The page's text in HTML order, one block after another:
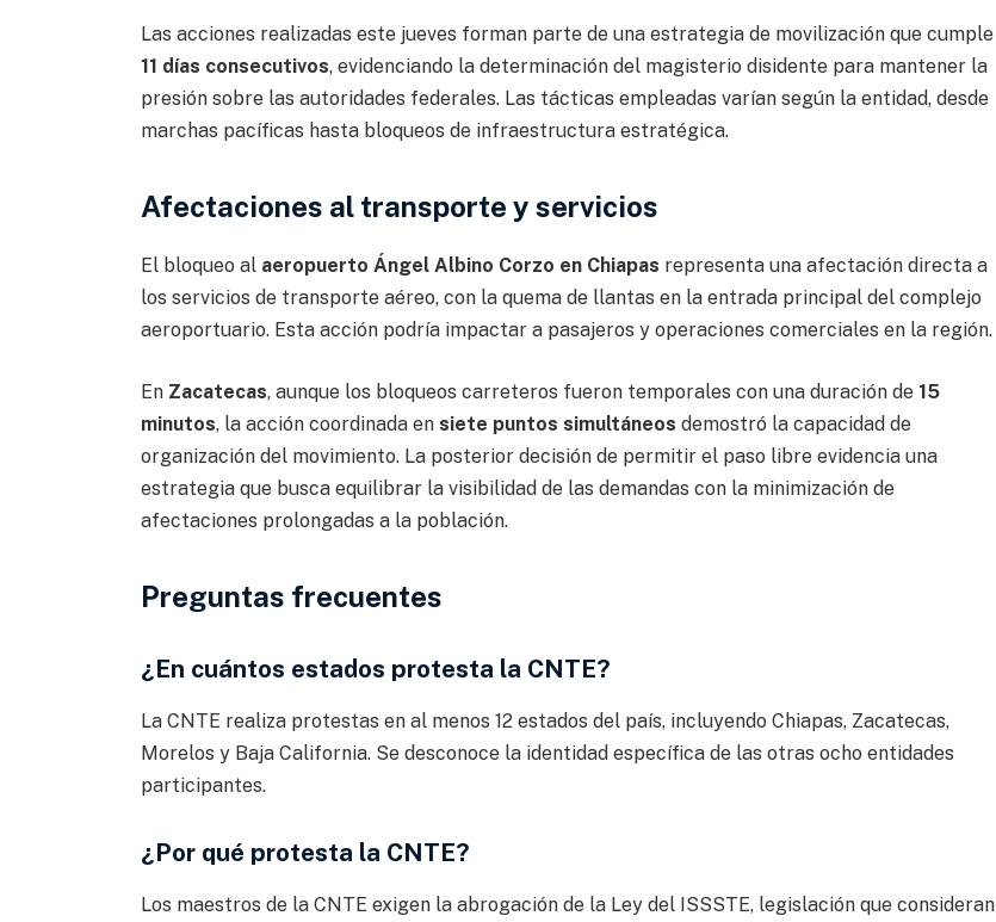
Las acciones realizadas este jueves forman parte de una estrategia de movilización que cumple
11 días consecutivos, evidenciando la determinación del magisterio disidente para mantener la
presión sobre las autoridades federales. Las tácticas empleadas varían según la entidad, desde
marchas pacíficas hasta bloqueos de infraestructura estratégica.
Afectaciones al transporte y servicios
El bloqueo al aeropuerto Ángel Albino Corzo en Chiapas representa una afectación directa a
los servicios de transporte aéreo, con la quema de llantas en la entrada principal del complejo
aeroportuario. Esta acción podría impactar a pasajeros y operaciones comerciales en la región.
En Zacatecas, aunque los bloqueos carreteros fueron temporales con una duración de 15
minutos, la acción coordinada en siete puntos simultáneos demostró la capacidad de
organización del movimiento. La posterior decisión de permitir el paso libre evidencia una
estrategia que busca equilibrar la visibilidad de las demandas con la minimización de
afectaciones prolongadas a la población.
Preguntas frecuentes
¿En cuántos estados protesta la CNTE?
La CNTE realiza protestas en al menos 12 estados del país, incluyendo Chiapas, Zacatecas,
Morelos y Baja California. Se desconoce la identidad específica de las otras ocho entidades
participantes.
¿Por qué protesta la CNTE?
Los maestros de la CNTE exigen la abrogación de la Ley del ISSSTE, legislación que consideran